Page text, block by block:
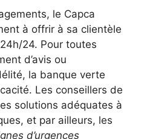
le Capca
à offrir à sa clientèle
24. Pour toutes
d’avis ou
la banque verte
Les conseillers de
solutions adéquates à
et par ailleurs, les
d’urgences